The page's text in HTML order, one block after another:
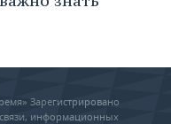
Зарегистрировано
информационных